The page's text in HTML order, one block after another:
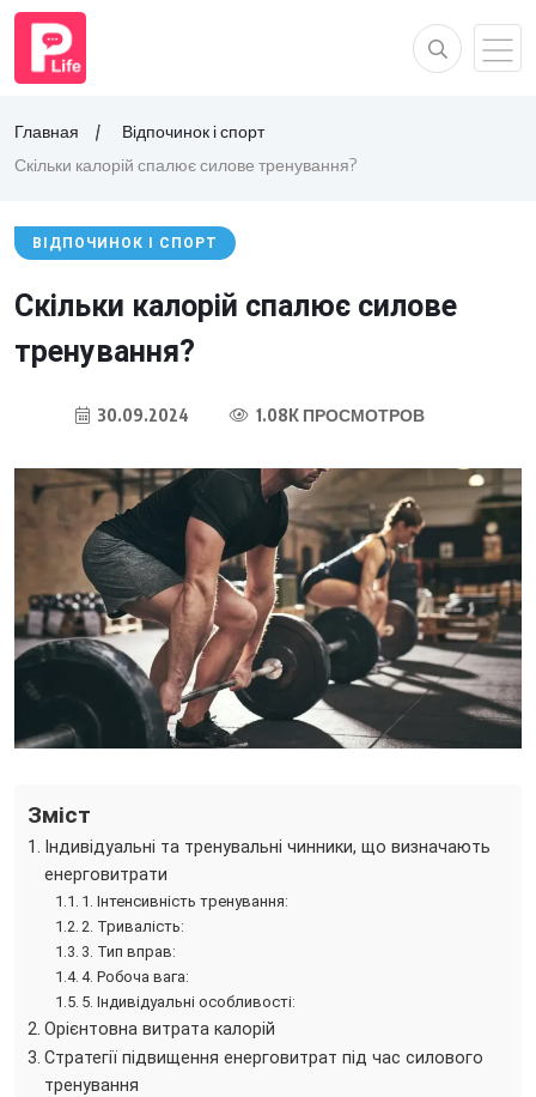
Главная
Відпочинок і спорт
Скільки калорій спалює силове тренування?
ВІДПОЧИНОК І СПОРТ
Скільки калорій спалює силове
тренування?
30.09.2024 1.08K ПРОСМОТРОВ
Зміст
Індивідуальні та тренувальні чинники, що визначають
енерговитрати
1. Інтенсивність тренування:
2. Тривалість:
3. Тип вправ:
4. Робоча вага:
5. Індивідуальні особливості:
Орієнтовна витрата калорій
Стратегії підвищення енерговитрат під час силового
тренування